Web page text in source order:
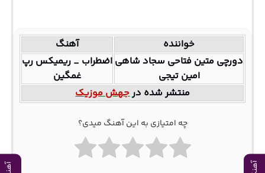
خواننده
آهنگ
دورچی متین فتاحی سجاد شاهی
امین تیجی
اضطراب _ ریمیکس رپ
غمگین
منتشر شده درجهش موزیک
چه امتیازی به این آهنگ میدی؟